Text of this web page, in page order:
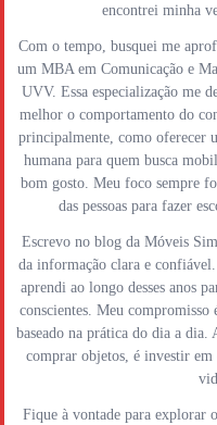
encontrei minha
Com o tempo, busquei me
um MBA em Comunicação e
UVV. Essa especialização me
melhor o comportamento do
principalmente, como oferecer
humana para quem busca
bom gosto. Meu foco sempre
das pessoas para fazer
Escrevo no blog da Móveis
da informação clara e
aprendi ao longo desses anos
conscientes. Meu
baseado na prática do dia a
comprar objetos, é investir
Fique à vontade para explorar